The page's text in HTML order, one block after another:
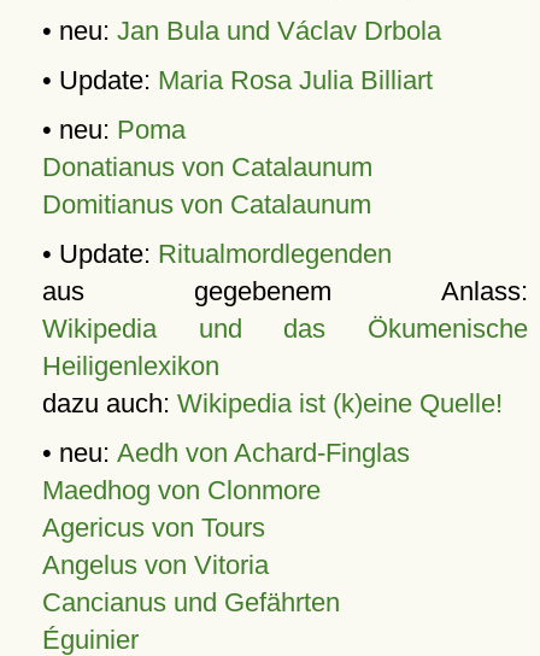
• neu: Jan Bula und Václav Drbola
• Update: Maria Rosa Julia Billiart
• neu: Poma
Donatianus von Catalaunum
Domitianus von Catalaunum
• Update: Ritualmordlegenden
aus gegebenem Anlass:
Wikipedia und das Ökumenische
Heiligenlexikon
dazu auch: Wikipedia ist (k)eine Quelle!
• neu: Aedh von Achard-Finglas
Maedhog von Clonmore
Agericus von Tours
Angelus von Vitoria
Cancianus und Gefährten
Éguinier